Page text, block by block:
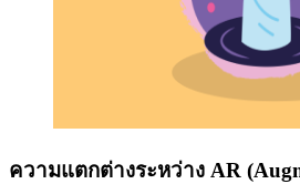
ความแตกต่างระหว่าง AR